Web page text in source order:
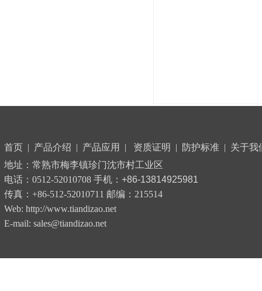
首页 | 产品介绍 | 产品应用 | 资质证明 | 防护标准 | 关于我
地址：常熟市梅李镇珍门沈市村工业区
电话：0512-52010708 手机： +86-13814925981
传真：+86-512-52010711 邮编：215514
Web: http://www.tiandizao.net
E-mail: sales@tiandizao.net